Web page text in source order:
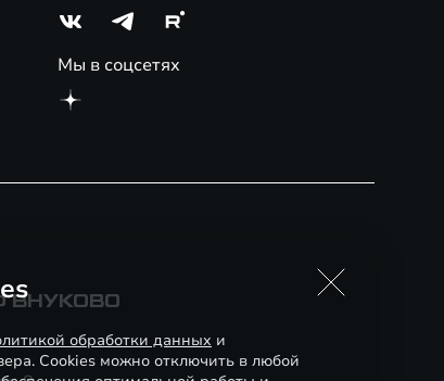
Мы в соцсетях
ВНУКОВО
обработки данных и
Cookies можно отключить в любой